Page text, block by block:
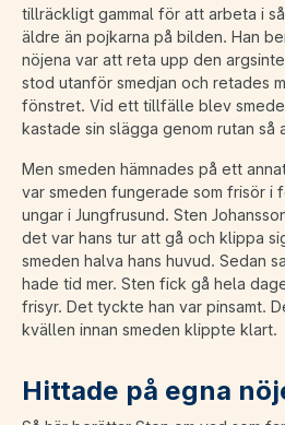
tillräckligt gammal för att arbeta i
äldre än pojkarna på bilden. Han
nöjena var att reta upp den
stod utanför smedjan och retades
fönstret. Vid ett tillfälle blev
kastade sin slägga genom rutan så
Men smeden hämnades på ett
var smeden fungerade som frisör i
ungar i Jungfrusund. Sten
det var hans tur att gå och klippa
smeden halva hans huvud. Sedan
hade tid mer. Sten fick gå hela
frisyr. Det tyckte han var pinsamt.
kvällen innan smeden klippte klart.
Hittade på egna